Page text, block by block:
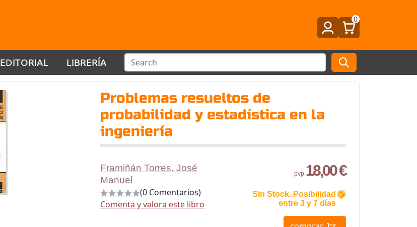
0
EDITORIAL LIBRERÍA
Problemas resueltos de
probabilidad y estadística en la
ingeniería
Framiñán Torres, José
Manuel
(0 Comentarios)
Comenta y valora este libro
pvp. 18,00 €
Sin Stock. Posibilidad
entre 3 y 7 días